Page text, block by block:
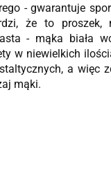
- gwarantuje
że to proszek,
- mąka biała
w niewielkich
a więc
mąki.